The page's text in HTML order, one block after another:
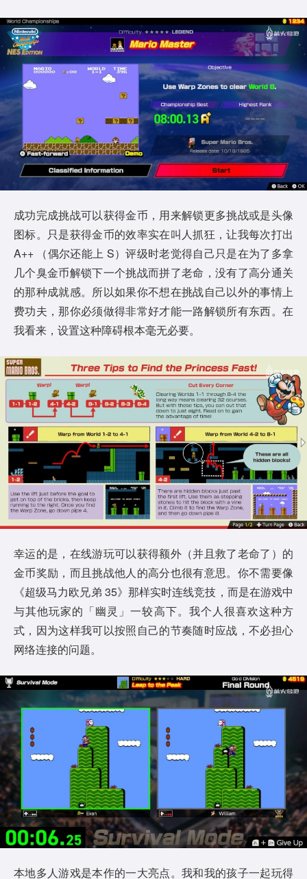
成功完成挑战可以获得金币，用来解锁更多挑战或是头像
图标。只是获得金币的效率实在叫人抓狂，让我每次打出
A++ （偶尔还能上 S）评级时老觉得自己只是在为了多拿
几个臭金币解锁下一个挑战而拼了老命，没有了高分通关
的那种成就感。所以如果你不想在挑战自己以外的事情上
费功夫，那你必须做得非常好才能一路解锁所有东西。在
我看来，设置这种障碍根本毫无必要。
幸运的是，在线游玩可以获得额外（并且救了老命了）的
金币奖励，而且挑战他人的高分也很有意思。你不需要像
《超级马力欧兄弟 35》那样实时连线竞技，而是在游戏中
与其他玩家的「幽灵」一较高下。我个人很喜欢这种方
式，因为这样我可以按照自己的节奏随时应战，不必担心
网络连接的问题。
本地多人游戏是本作的一大亮点。我和我的孩子一起玩得